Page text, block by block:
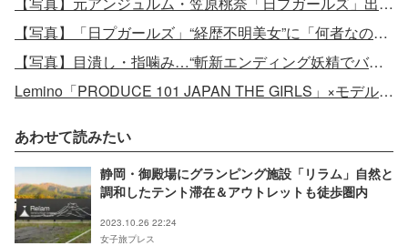
【写真】「日プガールズ」“経歴不明美女”に「何者なの？」と話題沸騰
【写真】目潰し・指噛み…“斬新エンディング妖精でバズ”佐々木心菜ら「日プガールズ」練習生4人
Lemino「PRODUCE 101 JAPAN THE GIRLS」×モデルプレス
あわせて読みたい
静岡・御殿場にグランピング施設「リラム」自然と
調和したテント滞在＆アウトレットも徒歩圏内
2023.10.26 22:24
女子旅プレス